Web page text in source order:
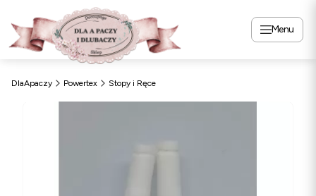
Menu
DlaApaczy Powertex Stopy i Ręce